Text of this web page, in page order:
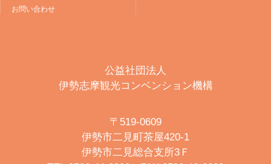
お問い合わせ
公益社団法人
伊勢志摩観光コンベンション機構
〒519-0609
伊勢市二見町茶屋420-1
伊勢市二見総合支所3Ｆ